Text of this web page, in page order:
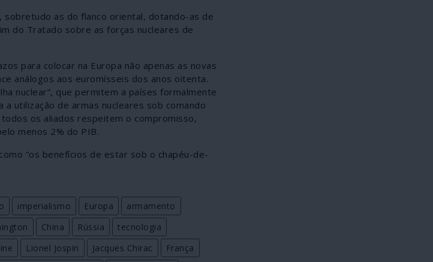
as do flanco oriental, dotando-as de
do Tratado sobre as forças nucleares de
para colocar na Europa não apenas as novas
análogos aos euromísseis dos anos oitenta.
nuclear”, que permitem a países formalmente
utilização de armas nucleares sob comando
os aliados respeitem o compromisso,
menos 2% do PIB.
“os benefícios de estar sob o chapéu-de-
imperialismo Europa
armamento
China Rússia
tecnologia
Lionel Jospin Jacques Chirac
França